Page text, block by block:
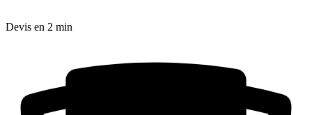
Devis en 2 min